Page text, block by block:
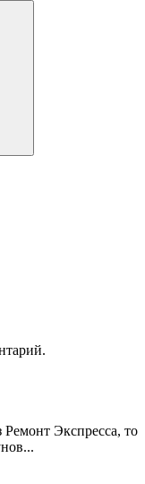
Ремонт Экспресса, то